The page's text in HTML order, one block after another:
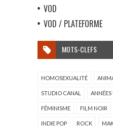
VOD
VOD / PLATEFORME
MOTS-CLEFS
HOMOSEXUALITÉ
STUDIO CANAL ANNÉES
FÉMINISME FILM NOIR
INDIE POP ROCK